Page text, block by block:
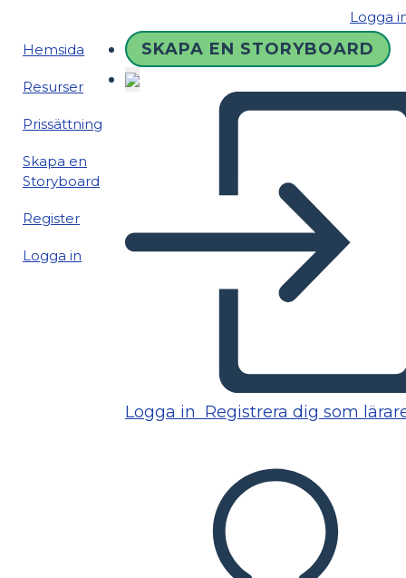
Logga
Hemsida
Resurser
Prissättning
Skapa en
Storyboard
Register
Logga in
SKAPA EN STORYBOARD
Logga in Registrera dig som